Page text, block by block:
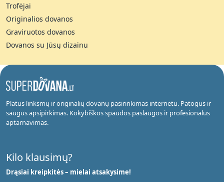
Trofėjai
Originalios dovanos
Graviruotos dovanos
Dovanos su Jūsų dizainu
Platus linksmų ir originalių dovanų pasirinkimas internetu. Patogus ir
saugus apsipirkimas. Kokybiškos spaudos paslaugos ir profesionalus
aptarnavimas.
Kilo klausimų?
Drąsiai kreipkitės – mielai atsakysime!